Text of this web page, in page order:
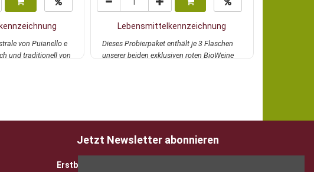
von Puianello e
und traditionell von
Lebensmittelkennzeichnung
Dieses Probierpaket enthält je 3 Flaschen
unserer beiden exklusiven roten BioWeine
Jetzt Newsletter abonnieren
Erstbesteller sparen 5 EUR mit Gutscheincode